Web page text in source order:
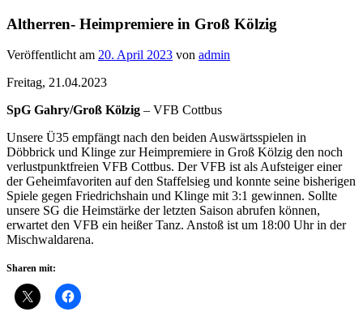
Altherren- Heimpremiere in Groß Kölzig
Veröffentlicht am 20. April 2023 von admin
Freitag, 21.04.2023
SpG Gahry/Groß Kölzig – VFB Cottbus
Unsere Ü35 empfängt nach den beiden Auswärtsspielen in
Döbbrick und Klinge zur Heimpremiere in Groß Kölzig den noch
verlustpunktfreien VFB Cottbus. Der VFB ist als Aufsteiger einer
der Geheimfavoriten auf den Staffelsieg und konnte seine bisherigen
Spiele gegen Friedrichshain und Klinge mit 3:1 gewinnen. Sollte
unsere SG die Heimstärke der letzten Saison abrufen können,
erwartet den VFB ein heißer Tanz. Anstoß ist um 18:00 Uhr in der
Mischwaldarena.
Sharen mit: